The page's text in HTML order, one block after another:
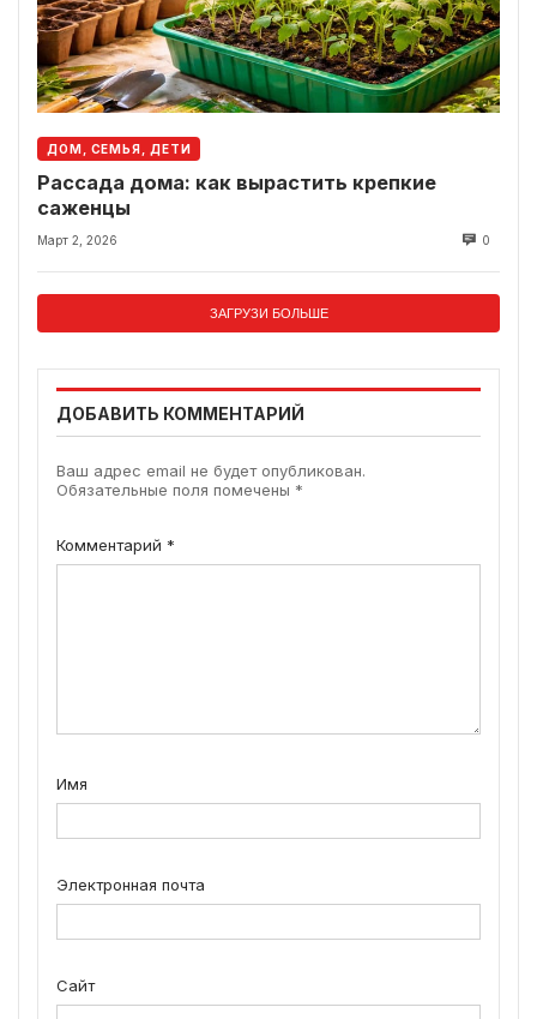
ДОМ, СЕМЬЯ, ДЕТИ
Рассада дома: как вырастить крепкие
саженцы
Март 2, 2026 0
ЗАГРУЗИ БОЛЬШЕ
ДОБАВИТЬ КОММЕНТАРИЙ
Ваш адрес email не будет опубликован.
Обязательные поля помечены *
Комментарий *
Имя
Электронная почта
Сайт